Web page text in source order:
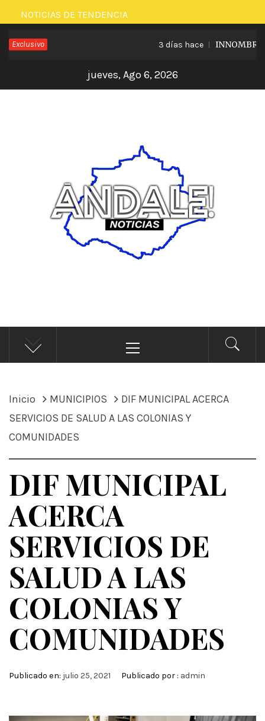
Saltar
al
contenido
NOTICIAS DE TENDENCIA
Exclusivo 3 días hace
jueves, Ago 6, 2026
ÁNDALE NOTICIAS
Noticias
principal
Inicio MUNICIPIOS
DIF MUNICIPAL ACERCA
SERVICIOS DE SALUD A LAS COLONIAS Y
COMUNIDADES
DIF MUNICIPAL
ACERCA
SERVICIOS DE
SALUD A LAS
COLONIAS Y
COMUNIDADES
Publicado en: julio 25, 2021 Publicado por : admin